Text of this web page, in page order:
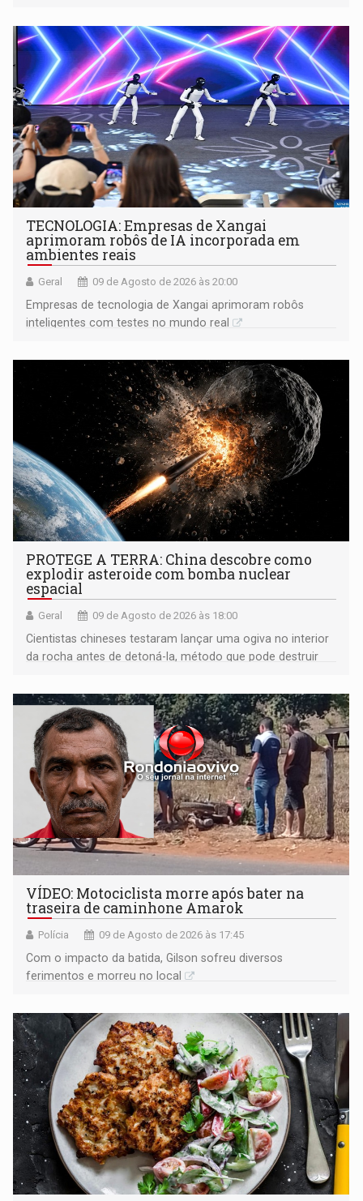
TECNOLOGIA: Empresas de Xangai
aprimoram robôs de IA incorporada em
ambientes reais
Geral 09 de Agosto de 2026 às 20:00
Empresas de tecnologia de Xangai aprimoram robôs
inteligentes com testes no mundo real
PROTEGE A TERRA: China descobre como
explodir asteroide com bomba nuclear
espacial
Geral 09 de Agosto de 2026 às 18:00
Cientistas chineses testaram lançar uma ogiva no interior
da rocha antes de detoná-la, método que pode destruir
VÍDEO: Motociclista morre após bater na
traseira de caminhone Amarok
Polícia 09 de Agosto de 2026 às 17:45
​Com o impacto da batida, Gilson sofreu diversos
ferimentos e morreu no local